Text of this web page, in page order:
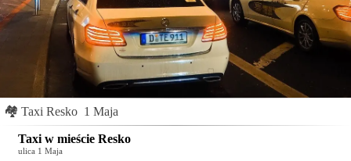
🏘 Taxi Resko 1 Maja
Taxi w mieście Resko
ulica 1 Maja